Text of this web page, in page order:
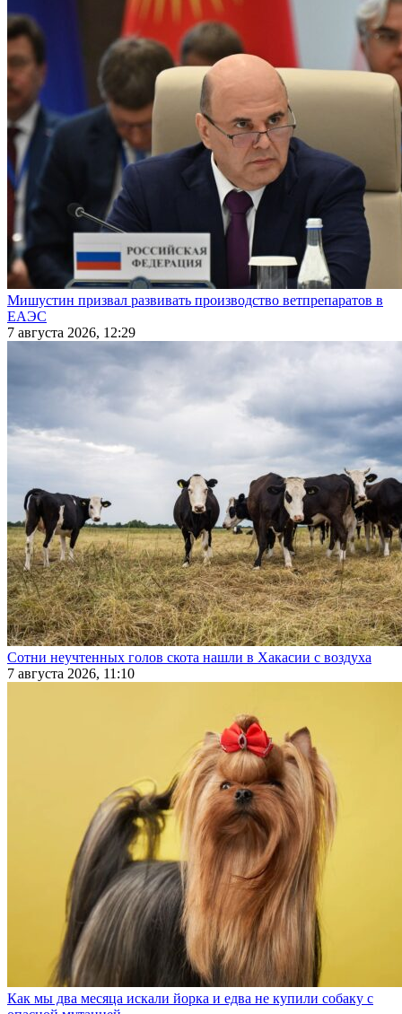
Мишустин призвал развивать производство ветпрепаратов в
ЕАЭС
7 августа 2026, 12:29
Сотни неучтенных голов скота нашли в Хакасии с воздуха
7 августа 2026, 11:10
Как мы два месяца искали йорка и едва не купили собаку с